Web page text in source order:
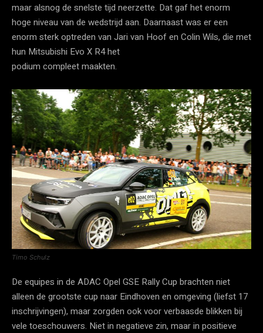
maar alsnog de snelste tijd neerzette. Dat gaf het enorm
hoge niveau van de wedstrijd aan. Daarnaast was er een
enorm sterk optreden van Jari van Hoof en Colin Wils, die met
hun Mitsubishi Evo X R4 het
podium compleet maakten.
Timo Schulz
De equipes in de ADAC Opel GSE Rally Cup brachten niet
alleen de grootste cup naar Eindhoven en omgeving (liefst 17
inschrijvingen), maar zorgden ook voor verbaasde blikken bij
vele toeschouwers. Niet in negatieve zin, maar in positieve